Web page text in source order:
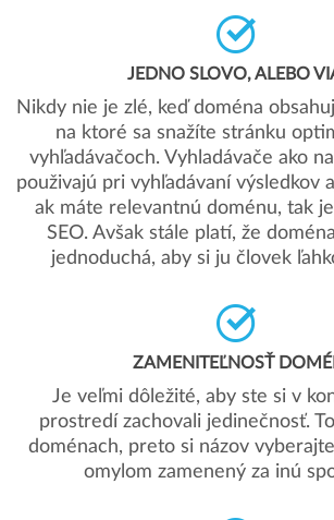
JEDNO SLOVO, ALEBO
Nikdy nie je zlé, keď doména
na ktoré sa snažíte stránku
vyhľadávačoch. Vyhladávače ako
použivajú pri vyhľadávaní výsledkov
ak máte relevantnú doménu, tak
SEO. Avšak stále platí, že
jednoduchá, aby si ju človek
ZAMENITEĽNOSŤ
Je veľmi dôležité, aby ste si v
prostredí zachovali jedinečnosť.
doménach, preto si názov
omylom zamenený za inú